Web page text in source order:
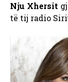
Nju Xhersit
të tij radio